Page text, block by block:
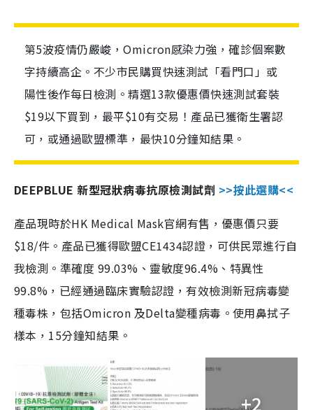
第5波疫情仍嚴峻，Omicron感染力強，確診個案數
字持續高企。不少市民購買快速測試「看門口」或
陽性後作每日檢測。精選13款優惠價快速測試套裝
$19以下買到，最平$10有交易！產品已獲衛生署認
可，或通過歐盟標準，最快10分鐘知結果。
DEEPBLUE 新型冠狀病毒抗原檢測試劑 >>按此選購<<
產品現時於HK Medical Mask官網有售，優惠價只要
$18/件。產品已獲得歐盟CE1434認證，可供民眾進行自
我檢測。準確度 99.03%、靈敏度96.4%、特異性
99.8%，已經通過臨床實驗認證，有效檢測新冠病毒變
種毒株，包括Omicron 及Delta變種病毒。使用鼻拭子
樣本，15分鐘知結果。
+2